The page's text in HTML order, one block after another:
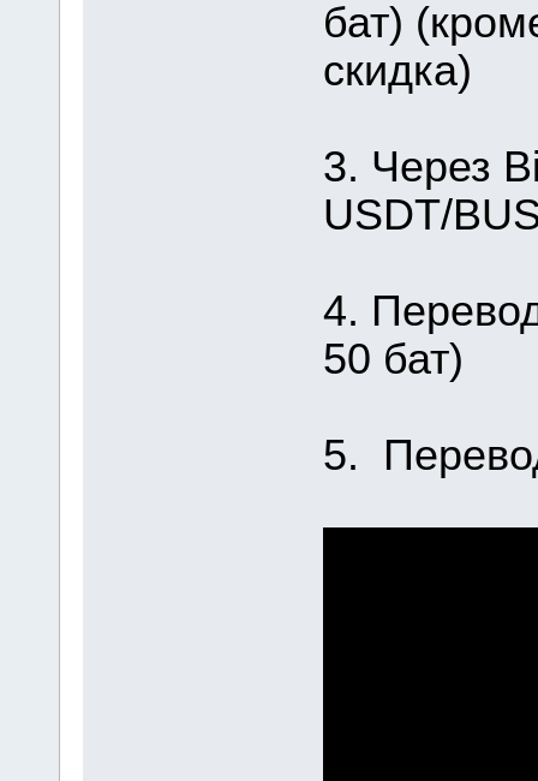
бат)
скидка)
3. Через
USDT/
4.
50 бат)
5.